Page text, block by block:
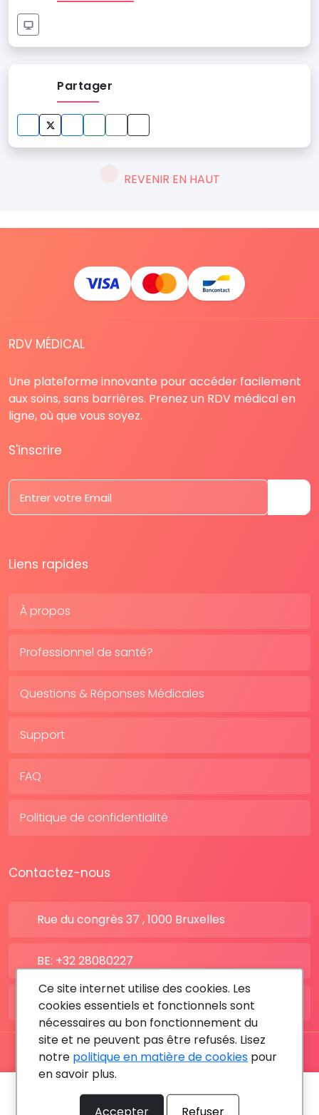
Partager
REVENIR EN HAUT
RDV MÉDICAL
Une plateforme innovante pour accéder facilement
aux soins, sans barrières. Prenez un RDV médical en
ligne, où que vous soyez.
S'inscrire
Liens rapides
À propos
Professionnel de santé?
Questions & Réponses Médicales
Support
FAQ
Politique de confidentialité
Contactez-nous
Rue du congrès 37 , 1000 Bruxelles
BE: +32 28080227
FR: +33 183642895
Tous les droits sont réservés © 2026 RDV MÉDICAL By
Ce site internet utilise des cookies. Les
cookies essentiels et fonctionnels sont
nécessaires au bon fonctionnement du
site et ne peuvent pas être refusés. Lisez
notre politique en matière de cookies pour
en savoir plus.
Accepter Refuser